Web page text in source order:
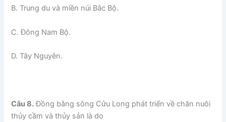
B. Trung du và miền núi Bắc Bộ.
C. Đông Nam Bộ.
D. Tây Nguyên.
Câu 8.Đồng bằng sông Cửu Long phát triển về chăn nuôi
thủy cầm và thủy sản là do